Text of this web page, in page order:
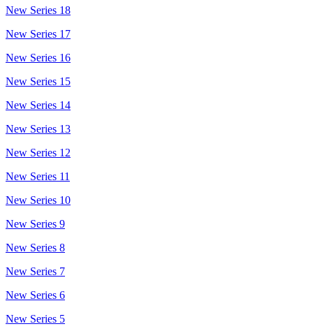
New Series 18
New Series 17
New Series 16
New Series 15
New Series 14
New Series 13
New Series 12
New Series 11
New Series 10
New Series 9
New Series 8
New Series 7
New Series 6
New Series 5